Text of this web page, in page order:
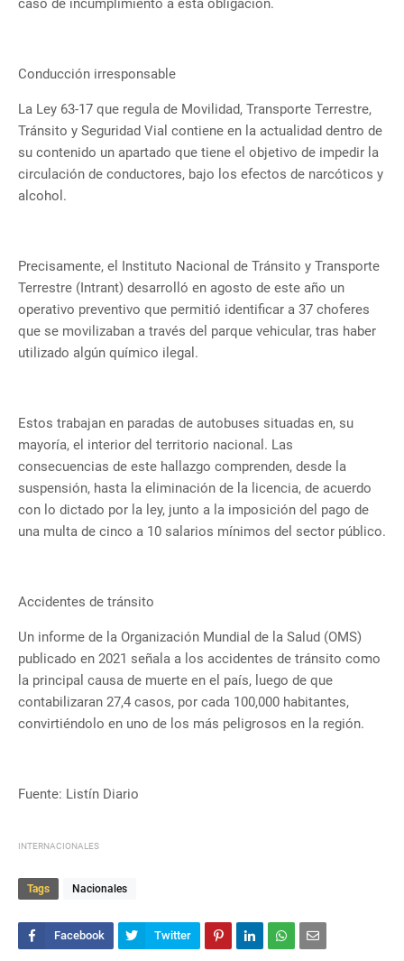
caso de incumplimiento a esta obligación.
Conducción irresponsable
La Ley 63-17 que regula de Movilidad, Transporte Terrestre,
Tránsito y Seguridad Vial contiene en la actualidad dentro de
su contenido un apartado que tiene el objetivo de impedir la
circulación de conductores, bajo los efectos de narcóticos y
alcohol.
Precisamente, el Instituto Nacional de Tránsito y Transporte
Terrestre (Intrant) desarrolló en agosto de este año un
operativo preventivo que permitió identificar a 37 choferes
que se movilizaban a través del parque vehicular, tras haber
utilizado algún químico ilegal.
Estos trabajan en paradas de autobuses situadas en, su
mayoría, el interior del territorio nacional. Las
consecuencias de este hallazgo comprenden, desde la
suspensión, hasta la eliminación de la licencia, de acuerdo
con lo dictado por la ley, junto a la imposición del pago de
una multa de cinco a 10 salarios mínimos del sector público.
Accidentes de tránsito
Un informe de la Organización Mundial de la Salud (OMS)
publicado en 2021 señala a los accidentes de tránsito como
la principal causa de muerte en el país, luego de que
contabilizaran 27,4 casos, por cada 100,000 habitantes,
convirtiéndolo en uno de los más peligrosos en la región.
Fuente: Listín Diario
INTERNACIONALES
Tags Nacionales